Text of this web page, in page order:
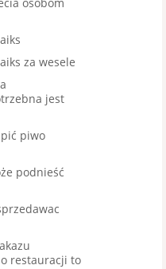
za wesele
jest
piwo
podnieść
restauracji to